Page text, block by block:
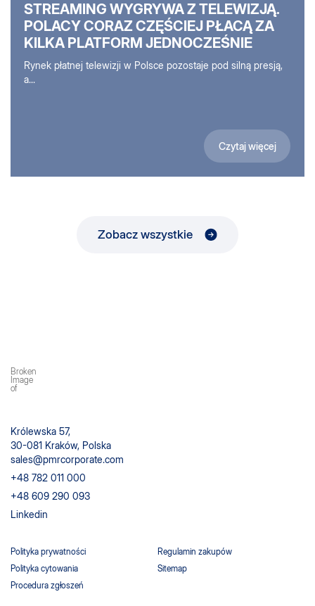
STREAMING WYGRYWA Z TELEWIZJĄ.
POLACY CORAZ CZĘŚCIEJ PŁACĄ ZA
KILKA PLATFORM JEDNOCZEŚNIE
Rynek płatnej telewizji w Polsce pozostaje pod silną presją,
a...
Czytaj więcej
Zobacz wszystkie
Królewska 57,
30-081 Kraków, Polska
sales@pmrcorporate.com
+48 782 011 000
+48 609 290 093
Linkedin
Polityka prywatności
Regulamin zakupów
Polityka cytowania
Sitemap
Procedura zgłoszeń